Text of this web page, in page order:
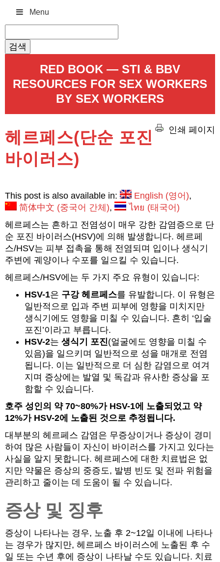
Menu
색:
RED BOOK — STI & BBV
RESOURCES FOR SEX WORKERS
BY SEX WORKERS
인쇄 페이지
헤르페스(단순 포진
바이러스)
This post is also available in: English (영어)
简体中文 (중국어 간체) ไทย (태국어 )
헤르페스는 흔하고 전염성이 매우 강한 감염증으로 단
순 포진 바이러스(HSV)에 의해 발생합니다. 헤르페
스/HSV는 피부 접촉을 통해 전염되며 입이나 생식기
주변에 궤양이나 수포를 일으킬 수 있습니다.
헤르페스/HSV에는 두 가지 주요 유형이 있습니다:
HSV-1은 구강 헤르페스를 유발합니다. 이 유형은
일반적으로 입과 주변 피부에 영향을 미치지만
생식기에도 영향을 미칠 수 있습니다. 흔히 ‘입술
포진’이라고 부릅니다.
HSV-2는 생식기 포진(얼굴에도 영향을 미칠 수
있음)을 일으키며 일반적으로 성을 매개로 전염
됩니다. 이는 일반적으로 더 심한 감염으로 여겨
지며 증상에는 발열 및 독감과 유사한 증상을 포
함할 수 있습니다.
호주 성인의 약 70~80%가 HSV-1에 노출되었고 약
12%가 HSV-2에 노출된 것으로 추정됩니다.
대부분의 헤르페스 감염은 무증상이거나 증상이 경미
하여 많은 사람들이 자신이 바이러스를 가지고 있다는
사실을 알지 못합니다. 헤르페스에 대한 치료법은 없
지만 약물은 증상의 중증도, 발병 빈도 및 전파 위험을
관리하고 줄이는 데 도움이 될 수 있습니다.
증상 및 징후
증상이 나타나는 경우, 노출 후 2~12일 이내에 나타나
는 경우가 많지만, 헤르페스 바이러스에 노출된 후 수
일 또는 수년 후에 증상이 나타날 수도 있습니다. 치료